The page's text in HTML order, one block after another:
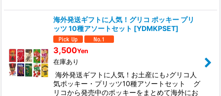
海外発送ギフトに人気！グリコ ポッキー プリ
ッツ 10種アソートセット [YDMKPSET]
3,500Yen
在庫あり
海外発送ギフトに人気！お土産にも♪グリコ人
気ポッキー・プリッツ10種アソートセット グ
リコから発売中のポッキーをまとめて海外にお